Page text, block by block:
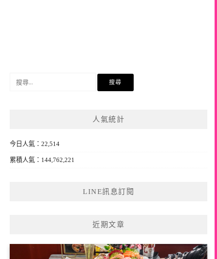
人氣統計
今日人氣：22,514
累積人氣：144,762,221
LINE訊息訂閱
近期文章